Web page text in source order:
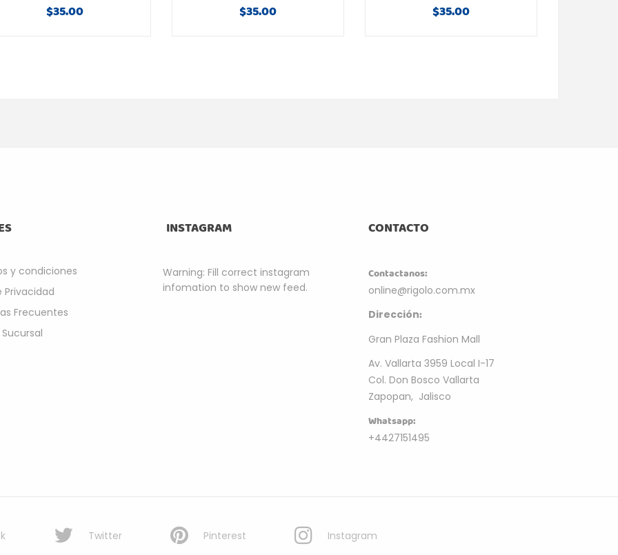
$35.00
$35.00 $35.00
y condiciones
Privacidad
Frecuentes
INSTAGRAM
Warning: Fill correct instagram
infomation to show new feed.
CONTACTO
Contactanos:
online@rigolo.com.mx
Dirección:
Gran Plaza Fashion Mall
Av. Vallarta 3959 Local I-17
Col. Don Bosco Vallarta
Zapopan, Jalisco
Whatsapp:
+4427151495
Twitter Pinterest Instagram